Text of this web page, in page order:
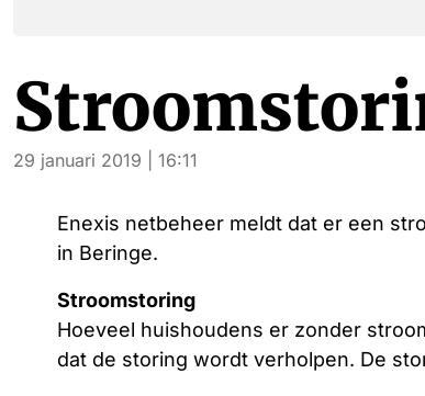
29 januari 2019 | 16:11
Enexis netbeheer meldt dat er een
in Beringe.
Stroomstoring
Hoeveel huishoudens er zonder
dat de storing wordt verholpen. De